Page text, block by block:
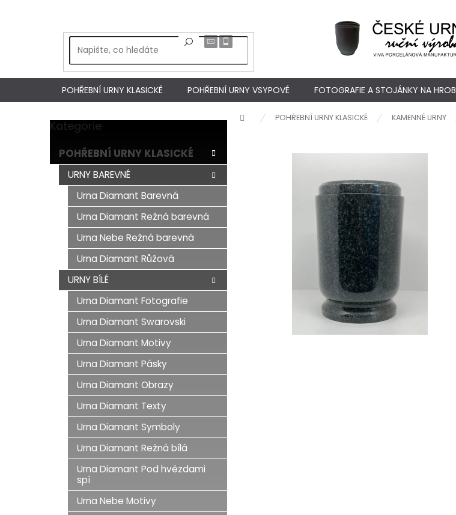
POHŘEBNÍ URNY KLASICKÉ POHŘEBNÍ URNY VSYPOVÉ FOTOGRAFIE A STOJÁNKY NA HROB
Domů POHŘEBNÍ URNY KLASICKÉ KAMENNÉ URNY
P
s
Přeskočit
kategorie
Kategorie
POHŘEBNÍ URNY KLASICKÉ
URNY BAREVNÉ
Urna Diamant Barevná
Urna Diamant Režná barevná
Urna Nebe Režná barevná
Urna Diamant Růžová
URNY BÍLÉ
Urna Diamant Fotografie
Urna Diamant Swarovski
Urna Diamant Motivy
Urna Diamant Pásky
Urna Diamant Obrazy
Urna Diamant Texty
Urna Diamant Symboly
Urna Diamant Režná bílá
Urna Diamant Pod hvězdami
spí
Urna Nebe Motivy